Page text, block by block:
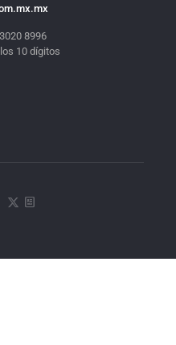
8996
10 dígitos